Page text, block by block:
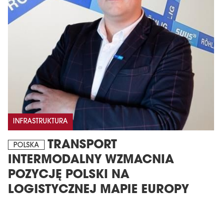
INFRASTRUKTURA
POLSKA
TRANSPORT
INTERMODALNY WZMACNIA
POZYCJĘ POLSKI NA
LOGISTYCZNEJ MAPIE EUROPY